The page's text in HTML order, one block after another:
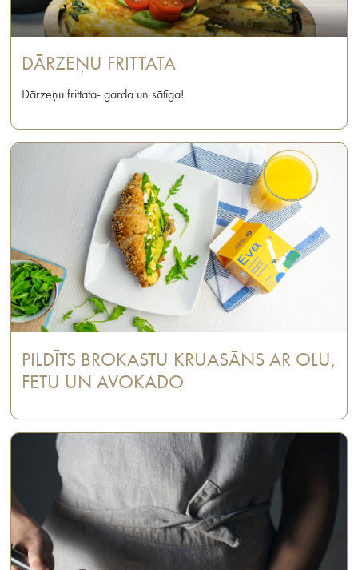
DĀRZEŅU FRITTATA
Dārzeņu frittata- garda un sātīga!
PILDĪTS BROKASTU KRUASĀNS AR OLU,
FETU UN AVOKADO